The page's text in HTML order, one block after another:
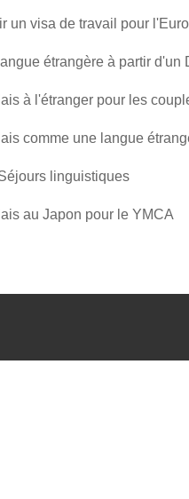
un visa de travail pour
étrangère à partir d'un
à l'étranger pour les
comme une langue
linguistiques
au Japon pour le YMCA